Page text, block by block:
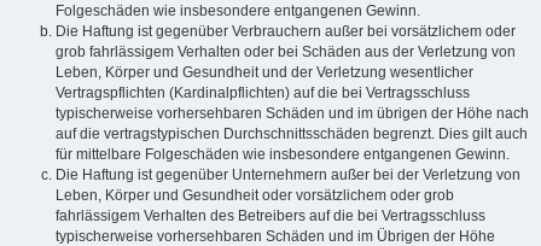
Folgeschäden wie insbesondere entgangenen Gewinn.
Die Haftung ist gegenüber Verbrauchern außer bei vorsätzlichem oder
grob fahrlässigem Verhalten oder bei Schäden aus der Verletzung von
Leben, Körper und Gesundheit und der Verletzung wesentlicher
Vertragspflichten (Kardinalpflichten) auf die bei Vertragsschluss
typischerweise vorhersehbaren Schäden und im übrigen der Höhe nach
auf die vertragstypischen Durchschnittsschäden begrenzt. Dies gilt auch
für mittelbare Folgeschäden wie insbesondere entgangenen Gewinn.
Die Haftung ist gegenüber Unternehmern außer bei der Verletzung von
Leben, Körper und Gesundheit oder vorsätzlichem oder grob
fahrlässigem Verhalten des Betreibers auf die bei Vertragsschluss
typischerweise vorhersehbaren Schäden und im Übrigen der Höhe